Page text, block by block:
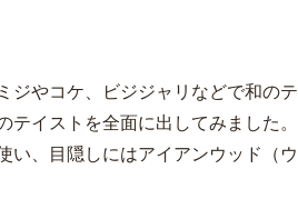
ジやコケ、ビジジャリなどで和のテ
イストを全面に出してみました。
い、目隠しにはアイアンウッド（ウ